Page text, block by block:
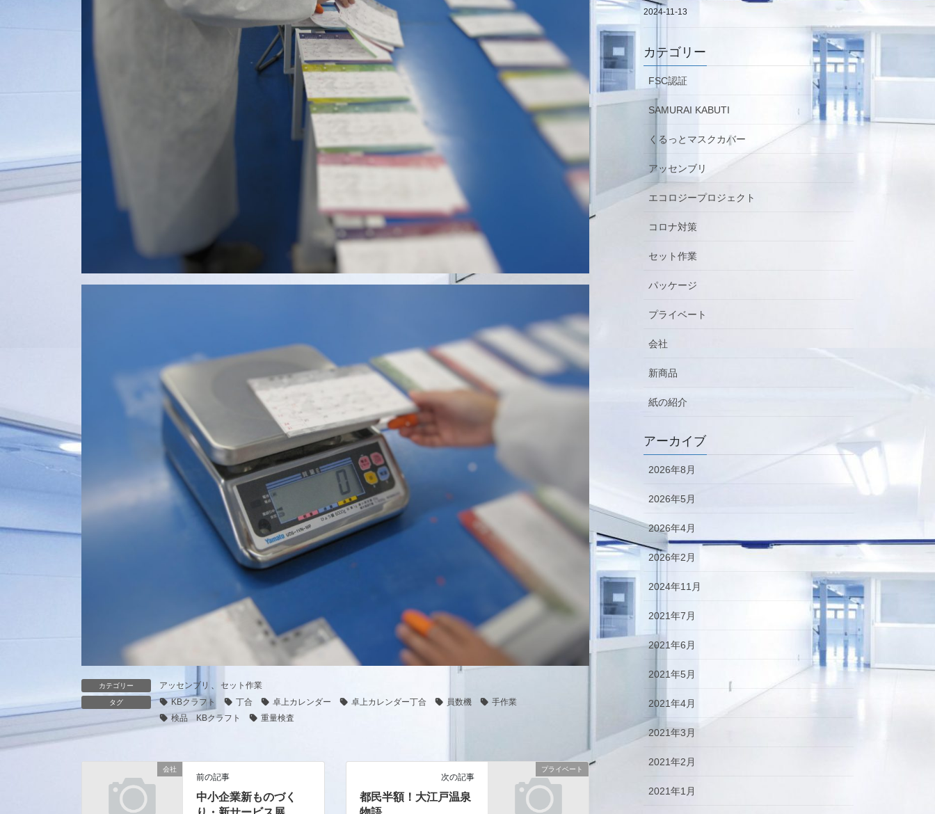
カテゴリー アッセンブリ セット作業
タグ KBクラフト 丁合 卓上カレンダー 卓上カレンダー丁合 員数機
手作業
検品 KBクラフト
重量検査
会社
前の記事
中小企業新ものづく
プライベート
次の記事
都民半額！大江戸温泉
2024-11-13
カテゴリー
FSC認証
SAMURAI KABUTI
くるっとマスクカバー
アッセンブリ
エコロジープロジェクト
コロナ対策
セット作業
パッケージ
プライベート
会社
新商品
紙の紹介
アーカイブ
2026年8月
2026年5月
2026年4月
2026年2月
2024年11月
2021年7月
2021年6月
2021年5月
2021年4月
2021年3月
2021年2月
2021年1月